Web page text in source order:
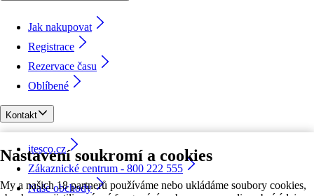
Nastavení soukromí a cookies
My a našich 18 partnerů používáme nebo ukládáme soubory cookies,
Jak nakupovat
Registrace
Rezervace času
Oblíbené
Kontakt
itesco.cz
Zákaznické centrum - 800 222 555
Naše obchody